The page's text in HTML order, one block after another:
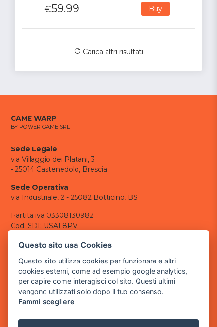
€59.99 Buy
Carica altri risultati
GAME WARP
BY POWER GAME SRL
Sede Legale
via Villaggio dei Platani, 3
- 25014 Castenedolo, Brescia
Sede Operativa
via Industriale, 2 - 25082 Botticino, BS
Partita iva 03308130982
Cod. SDI: USAL8PV
CONTATTI
tel.: +39 030 376 2377
tel.: +39 030 336 6259
pec:powergamesrl@legalmail.it
LINK UTILI
Questo sito usa Cookies
Questo sito utilizza cookies per funzionare e altri
cookies esterni, come ad esempio google analytics,
per capire come interagisci col sito. Questi ultimi
vengono utilizzati solo dopo il tuo consenso.
Fammi scegliere